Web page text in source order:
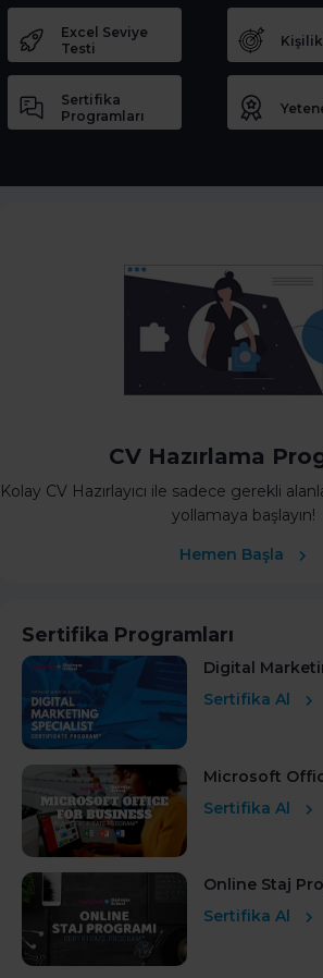
Excel Seviye
Testi
Sertifika
Programları
CV Hazırlama
Kolay CV Hazırlayıcı ile sadece gerekli
yollamaya başlayın!
Hemen Başla
Sertifika Programları
Digital
Sertifika Al
Microsoft
Sertifika Al
Online Staj
Sertifika Al